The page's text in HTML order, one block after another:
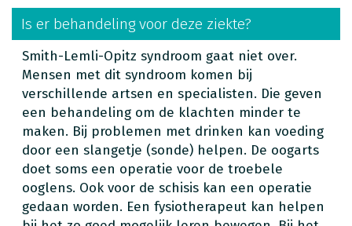
Is er behandeling voor deze ziekte?
Smith-Lemli-Opitz syndroom gaat niet over.
Mensen met dit syndroom komen bij
verschillende artsen en specialisten. Die geven
een behandeling om de klachten minder te
maken. Bij problemen met drinken kan voeding
door een slangetje (sonde) helpen. De oogarts
doet soms een operatie voor de troebele
ooglens. Ook voor de schisis kan een operatie
gedaan worden. Een fysiotherapeut kan helpen